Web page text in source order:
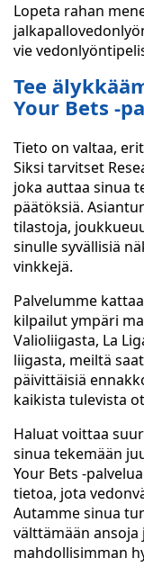
Lopeta rahan
vie
Tee
Your Bets -
Tieto on valtaa,
Siksi tarvitset
joka auttaa sinua
päätöksiä.
tilastoja,
sinulle syvällisiä
vinkkejä.
Palvelumme
kilpailut ympäri
Valioliigasta, La
liigasta, meiltä
päivittäisiä
kaikista tulevista
Haluat voittaa
sinua tekemään
Your Bets -
tietoa, jota
Autamme sinua
välttämään ansoja
mahdollisimman